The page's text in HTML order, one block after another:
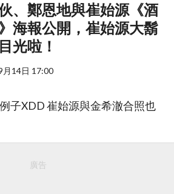
、鄭恩地與崔始源《酒
海報公開，崔始源大鬍
光啦！
月14日 17:00
子XDD 崔始源與金希澈合照也
廣告